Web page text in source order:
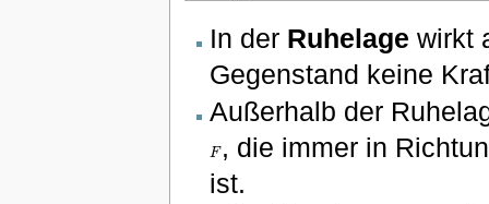
In der Ruhelage wirkt
Gegenstand keine
Außerhalb der
F
F , die immer in
ist.